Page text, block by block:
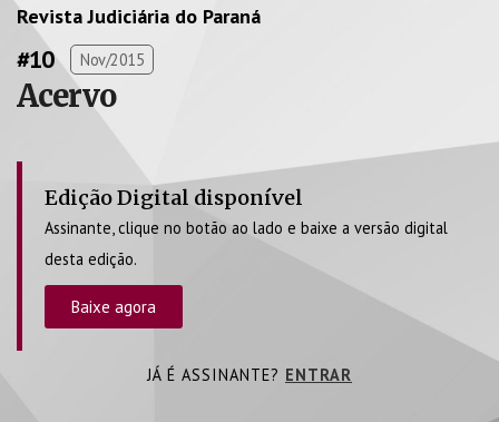
Revista Judiciária do Paraná
#10 Nov/2015
Acervo
Edição Digital disponível
Assinante, clique no botão ao lado e baixe a versão digital
desta edição.
Baixe agora
JÁ É ASSINANTE? ENTRAR